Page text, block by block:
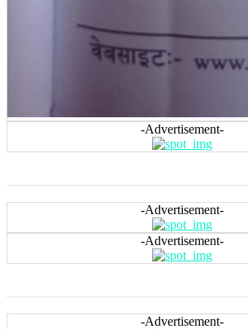
-Advertisement-
-Advertisement-
-Advertisement-
-Advertisement-